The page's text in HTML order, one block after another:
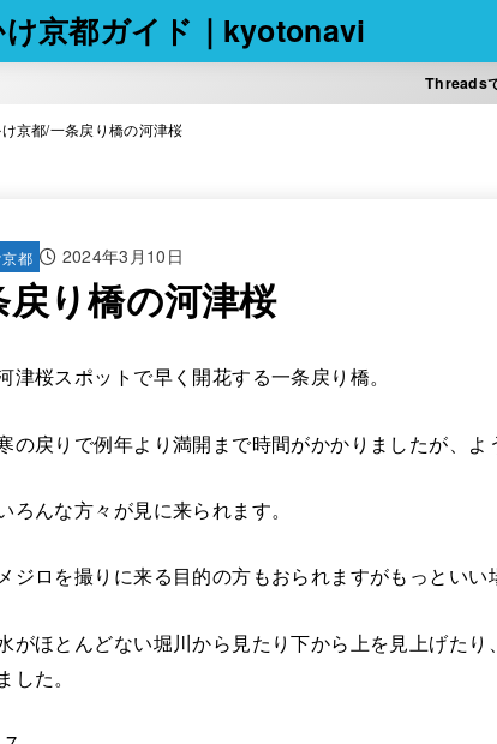
京都ガイド｜kyotonavi
Threads
京都 一条戻り橋の河津桜
都 2024年3月10日
戻り橋の河津桜
津桜スポットで早く開花する一条戻り橋。
の戻りで例年より満開まで時間がかかりましたが、よ
ろんな方々が見に来られます。
ジロを撮りに来る目的の方もおられますがもっといい
がほとんどない堀川から見たり下から上を見上げた
した。